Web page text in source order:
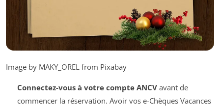
Image by MAKY_OREL from Pixabay
Connectez-vous à votre compte ANCVavant de
commencer la réservation. Avoir vos e-Chèques Vacances